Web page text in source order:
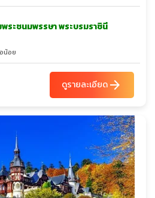
ระชนมพรรษา พระบรมราชินี
น้อย
ดูรายละเอียดarrow_forward